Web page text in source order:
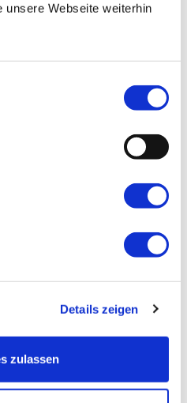
unsere Webseite weiterhin
Details zeigen
zulassen
28 29 30